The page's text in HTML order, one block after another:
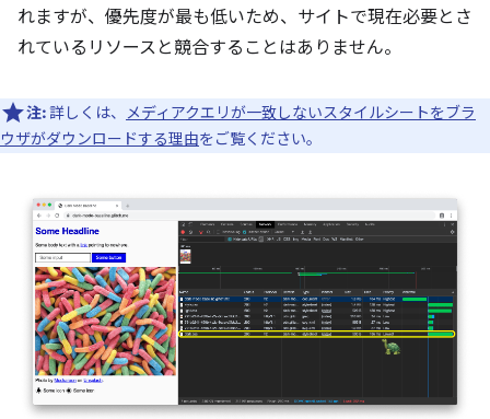
れますが、優先度が最も低いため、サイトで現在必要とさ
れているリソースと競合することはありません。
注:詳しくは、
メディアクエリが一致しないスタイルシートをブラ
ウザがダウンロードする理由をご覧ください。